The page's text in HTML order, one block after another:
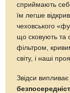
сприймають
їм легше
чеховського
що сковують та
фільтром,
світу, і наші
Звідси